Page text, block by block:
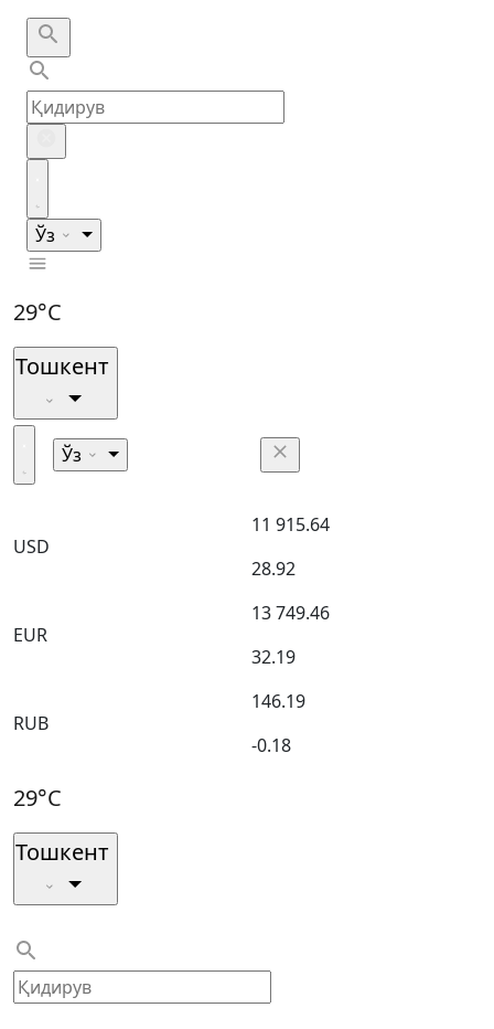
Ўз
29°C
Тошкент
Ўз
USD
11 915.64
28.92
EUR
13 749.46
32.19
RUB
146.19
-0.18
29°C
Тошкент